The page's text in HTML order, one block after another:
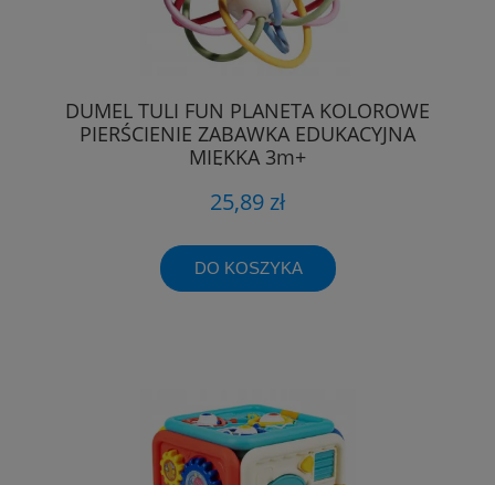
DUMEL TULI FUN PLANETA KOLOROWE
PIERŚCIENIE ZABAWKA EDUKACYJNA
MIĘKKA 3m+
25,89 zł
DO KOSZYKA